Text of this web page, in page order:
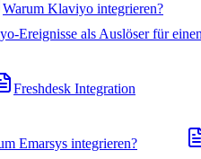
Warum Klaviyo integrieren?
Ereignisse als Auslöser für
Freshdesk Integration
Emarsys integrieren?